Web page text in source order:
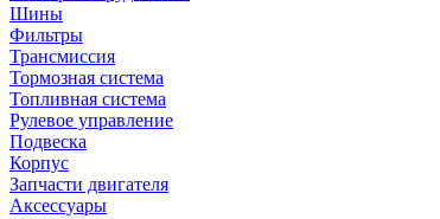
Шины
Фильтры
Трансмиссия
Тормозная система
Топливная система
Рулевое управление
Подвеска
Корпус
Запчасти двигателя
Аксессуары